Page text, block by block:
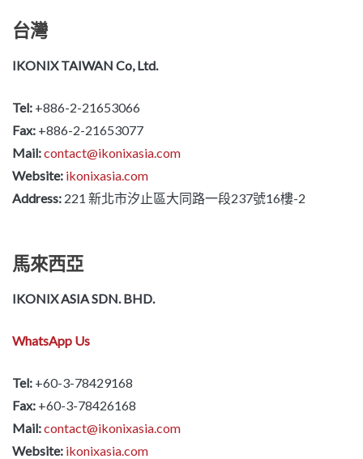
台灣
IKONIX TAIWAN Co, Ltd.
Tel: +886-2-21653066
Fax: +886-2-21653077
Mail:contact@ikonixasia.com
Website: ikonixasia.com
Address: 221 新北市汐止區大同路一段237號16樓-2
馬來西亞
IKONIX ASIA SDN. BHD.
WhatsApp Us
Tel: +60-3-78429168
Fax: +60-3-78426168
Mail:contact@ikonixasia.com
Website: ikonixasia.com